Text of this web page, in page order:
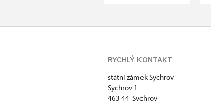
RYCHLÝ KONTAKT
státní zámek Sychrov
Sychrov 1
463 44 Sychrov